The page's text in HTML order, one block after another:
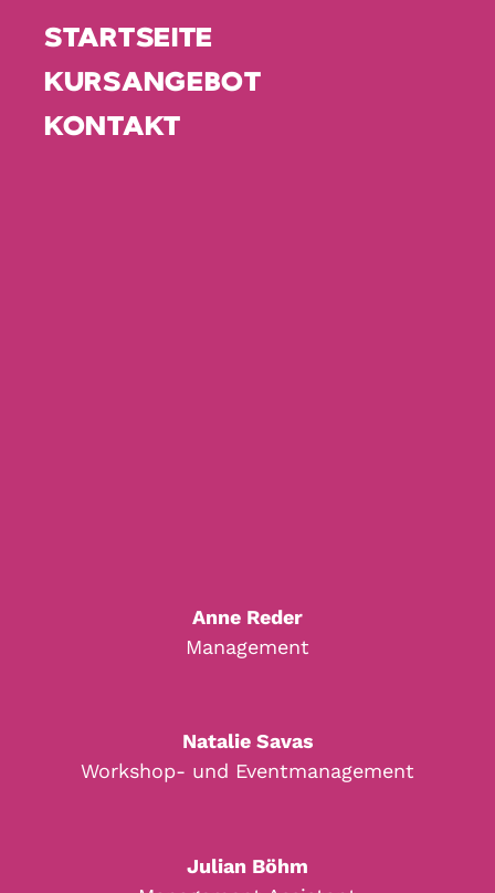
STARTSEITE
KURSANGEBOT
KONTAKT
Anne Reder
Management
Natalie Savas
Workshop- und Eventmanagement
Julian Böhm